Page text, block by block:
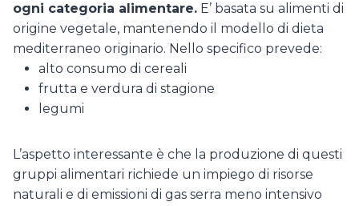
ogni categoria alimentare. E’ basata su alimenti di
origine vegetale, mantenendo il modello di dieta
mediterraneo originario. Nello specifico prevede:
alto consumo di cereali
frutta e verdura di stagione
legumi
L’aspetto interessante è che la produzione di questi
gruppi alimentari richiede un impiego di risorse
naturali e di emissioni di gas serra meno intensivo